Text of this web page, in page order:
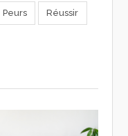
Peurs Réussir